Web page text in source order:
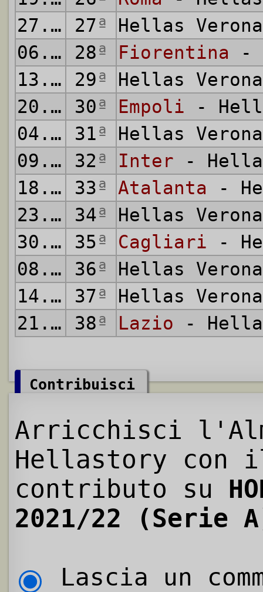
27.02.2022
27ª
Hellas
06.03.2022
28ª Fiorentina -
13.03.2022
29ª
Hellas
20.03.2022
30ª Empoli -
04.04.2022
31ª
Hellas
09.04.2022
32ª Inter -
18.04.2022
33ª Atalanta -
23.04.2022
34ª
Hellas
30.04.2022
35ª Cagliari -
08.05.2022
36ª
Hellas
14.05.2022
37ª
Hellas
21.05.2022
38ª Lazio -
Contribuisci
Arricchisci
Hellastory con
contributo su
2021/22 (Serie
Lascia un